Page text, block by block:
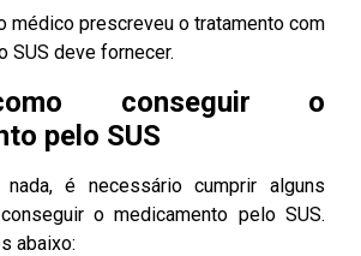
médico prescreveu o tratamento com
SUS deve fornecer.
conseguir o
pelo SUS
é necessário cumprir alguns
o medicamento pelo SUS.
abaixo: